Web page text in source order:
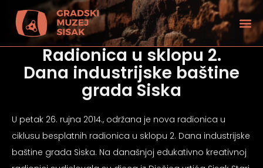
Radionica u sklopu 2.
Dana industrijske baštine
grada Siska
U petak 26. rujna 2014., održana je nova radionica u
ciklusu besplatnih radionica u sklopu 2. Dana industrijske
baštine grada Siska. Na današnjoj edukativno kreativnoj